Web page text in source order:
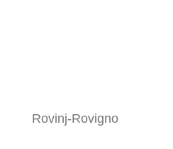
Rovinj-Rovigno